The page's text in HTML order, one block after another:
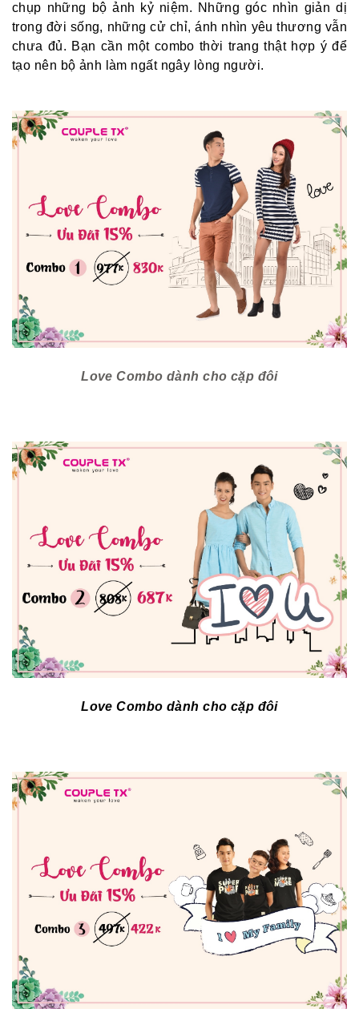
chụp những bộ ảnh kỷ niệm. Những góc nhìn giản dị
trong đời sống, những cử chỉ, ánh nhìn yêu thương vẫn
chưa đủ. Bạn cần một combo thời trang thật hợp ý để
tạo nên bộ ảnh làm ngất ngây lòng người.
Love Combo dành cho cặp đôi
Love Combo dành cho cặp đôi